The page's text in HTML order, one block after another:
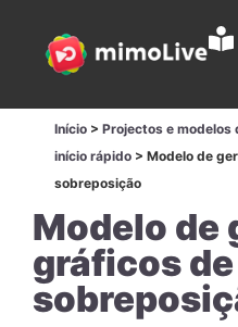
Início > Projectos e modelos
início rápido > Modelo de
sobreposição
Modelo de
gráficos de